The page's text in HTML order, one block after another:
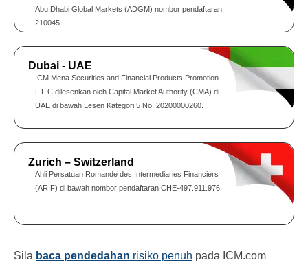
Abu Dhabi Global Markets (ADGM) nombor pendaftaran:
210045.
Dubai - UAE
ICM Mena Securities and Financial Products Promotion
L.L.C dilesenkan oleh Capital Market Authority (CMA) di
UAE di bawah Lesen Kategori 5 No. 20200000260.
Zurich – Switzerland
Ahli Persatuan Romande des Intermediaries Financiers
(ARIF) di bawah nombor pendaftaran CHE-497.911.976.
Sila baca pendedahan risiko penuh pada ICM.com